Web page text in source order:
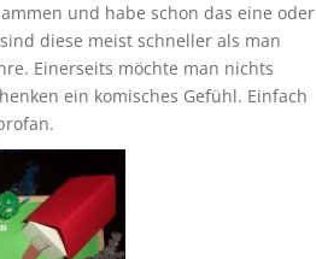
und habe schon das eine oder
diese meist schneller als man
Einerseits möchte man nichts
ein komisches Gefühl. Einfach